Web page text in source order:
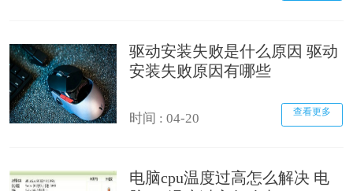
驱动安装失败是什么原因 驱动
安装失败原因有哪些
时间 : 04-20 查看更多
电脑cpu温度过高怎么解决 电